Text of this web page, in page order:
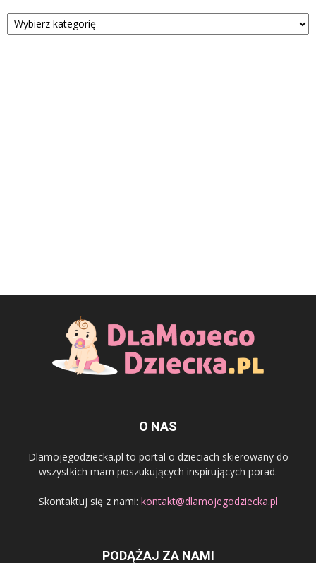
Kategorie
O NAS
Dlamojegodziecka.pl to portal o dzieciach skierowany do
wszystkich mam poszukujących inspirujących porad.
Skontaktuj się z nami: kontakt@dlamojegodziecka.pl
PODĄŻAJ ZA NAMI